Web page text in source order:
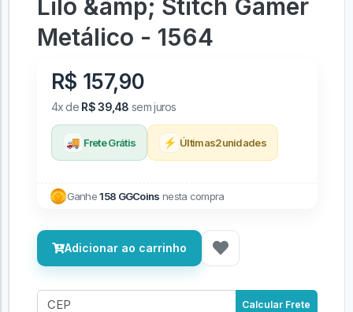
Lilo &amp; Stitch Gamer
Metálico - 1564
R$ 157,90
4x de R$ 39,48 sem juros
🚚 Frete Grátis ⚡ Últimas2unidades
Ganhe158 GGCoins nesta compra
Adicionar ao carrinho
Calcular Frete